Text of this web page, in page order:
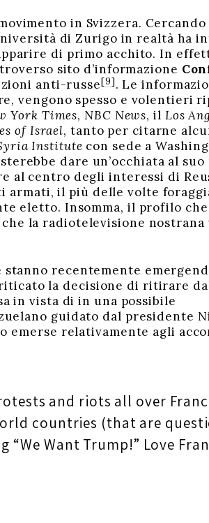
in Svizzera. Cercando
di Zurigo in realtà ha
di primo acchito. In
sito d’informazione
anti-russe[9]. Le
vengono spesso e volentieri
York Times,NBC News, il Los
of Israel, tanto per citarne
Institute con sede a
dare un’occhiata al suo
al centro degli interessi di
armati, il più delle volte
eletto. Insomma, il profilo che
la radiotelevisione nostrana
recentemente
la decisione di ritirare
in vista di in una possibile
guidato dal presidente
emerse relativamente agli
and riots all over
countries (that are
Want Trump!” Love